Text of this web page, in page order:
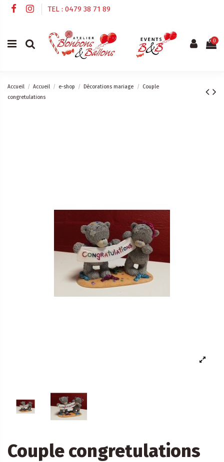
TEL : 0479 38 71 89
0
Accueil Accueil e-shop Décorations mariage
Couple
congretulations
Couple congretulations